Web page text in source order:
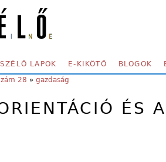
LAPOK E-KIKÖTŐ BLOGOK
28 » gazdaság
ÉS